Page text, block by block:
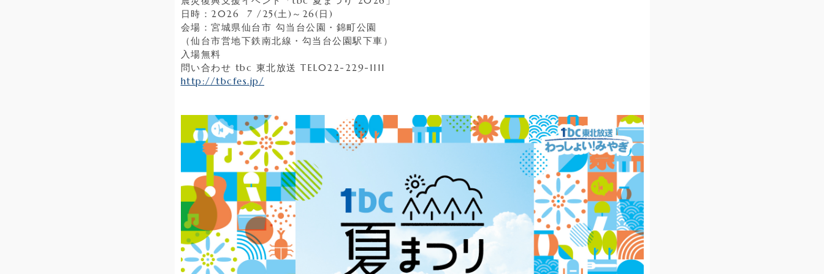
日時：2026 7 /25(土)～26(日)
会場：宮城県仙台市 勾当台公園・錦町公園
（仙台市営地下鉄南北線・勾当台公園駅下車）
入場無料
問い合わせ tbc 東北放送 TEL022-229-1111
http://tbcfes.jp/